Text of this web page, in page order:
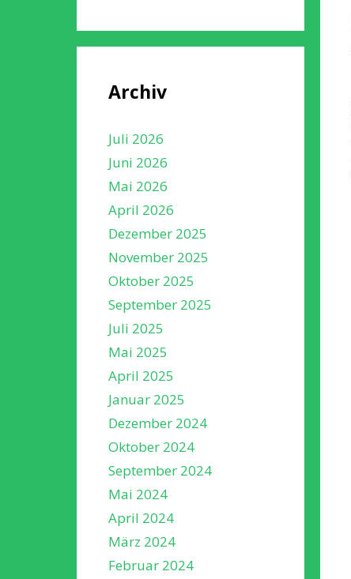
Archiv
Juli 2026
Juni 2026
Mai 2026
April 2026
Dezember 2025
November 2025
Oktober 2025
September 2025
Juli 2025
Mai 2025
April 2025
Januar 2025
Dezember 2024
Oktober 2024
September 2024
Mai 2024
April 2024
März 2024
Februar 2024